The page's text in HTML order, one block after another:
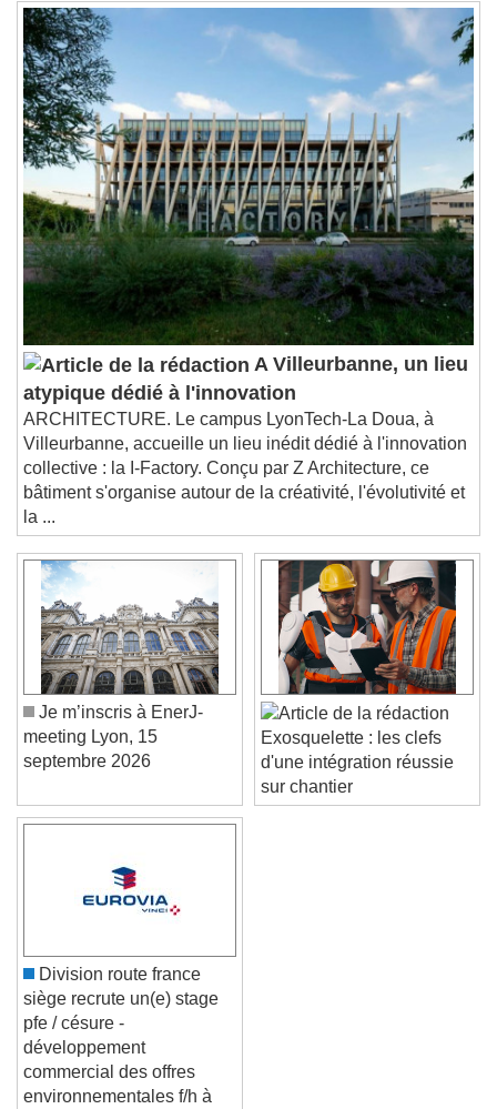
Remaining Time-0:00
1x
Playback Rate
Chapters
Chapters
Descriptions
descriptions off, selected
Subtitles
subtitles settings, opens subtitles
settings dialog
subtitles off, selected
Audio Track
Picture-in-Picture
Fullscreen
This is a modal window.
Beginning of dialog window. Escape will cancel
and close the window.
Text
Color Opacity
Text Background
Color Opacity
Caption Area Background
Color Opacity
Font Size
Text Edge Style
Font Family
Reset
Done
Close Modal Dialog
End of dialog window.
A Villeurbanne, un lieu
atypique dédié à l'innovation
ARCHITECTURE. Le campus LyonTech-La Doua, à
Villeurbanne, accueille un lieu inédit dédié à l'innovation
collective : la I-Factory. Conçu par Z Architecture, ce
bâtiment s'organise autour de la créativité, l'évolutivité et
la ...
Je m’inscris à EnerJ-
meeting Lyon, 15
septembre 2026
Exosquelette : les clefs
d'une intégration réussie
sur chantier
Division route france
siège recrute un(e) stage
pfe / césure -
développement
commercial des offres
environnementales f/h à